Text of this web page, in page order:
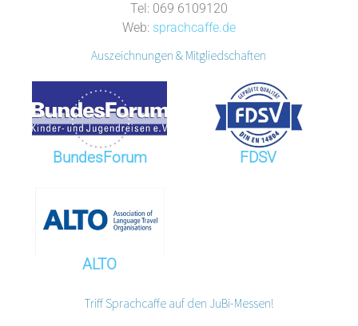
Tel: 069 6109120
Web: sprachcaffe.de
Auszeichnungen & Mitgliedschaften
BundesForum FDSV
ALTO
Triff Sprachcaffe auf den JuBi-Messen!